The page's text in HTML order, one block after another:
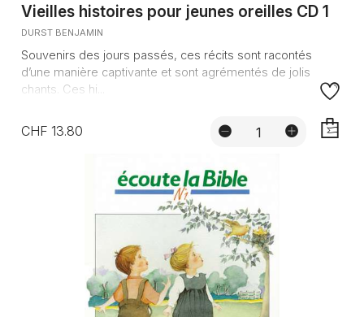
Vieilles histoires pour jeunes oreilles CD 1
DURST BENJAMIN
Souvenirs des jours passés, ces récits sont racontés
d’une manière captivante et sont agrémentés de jolis
chants. Ces hi...
CHF 13.80